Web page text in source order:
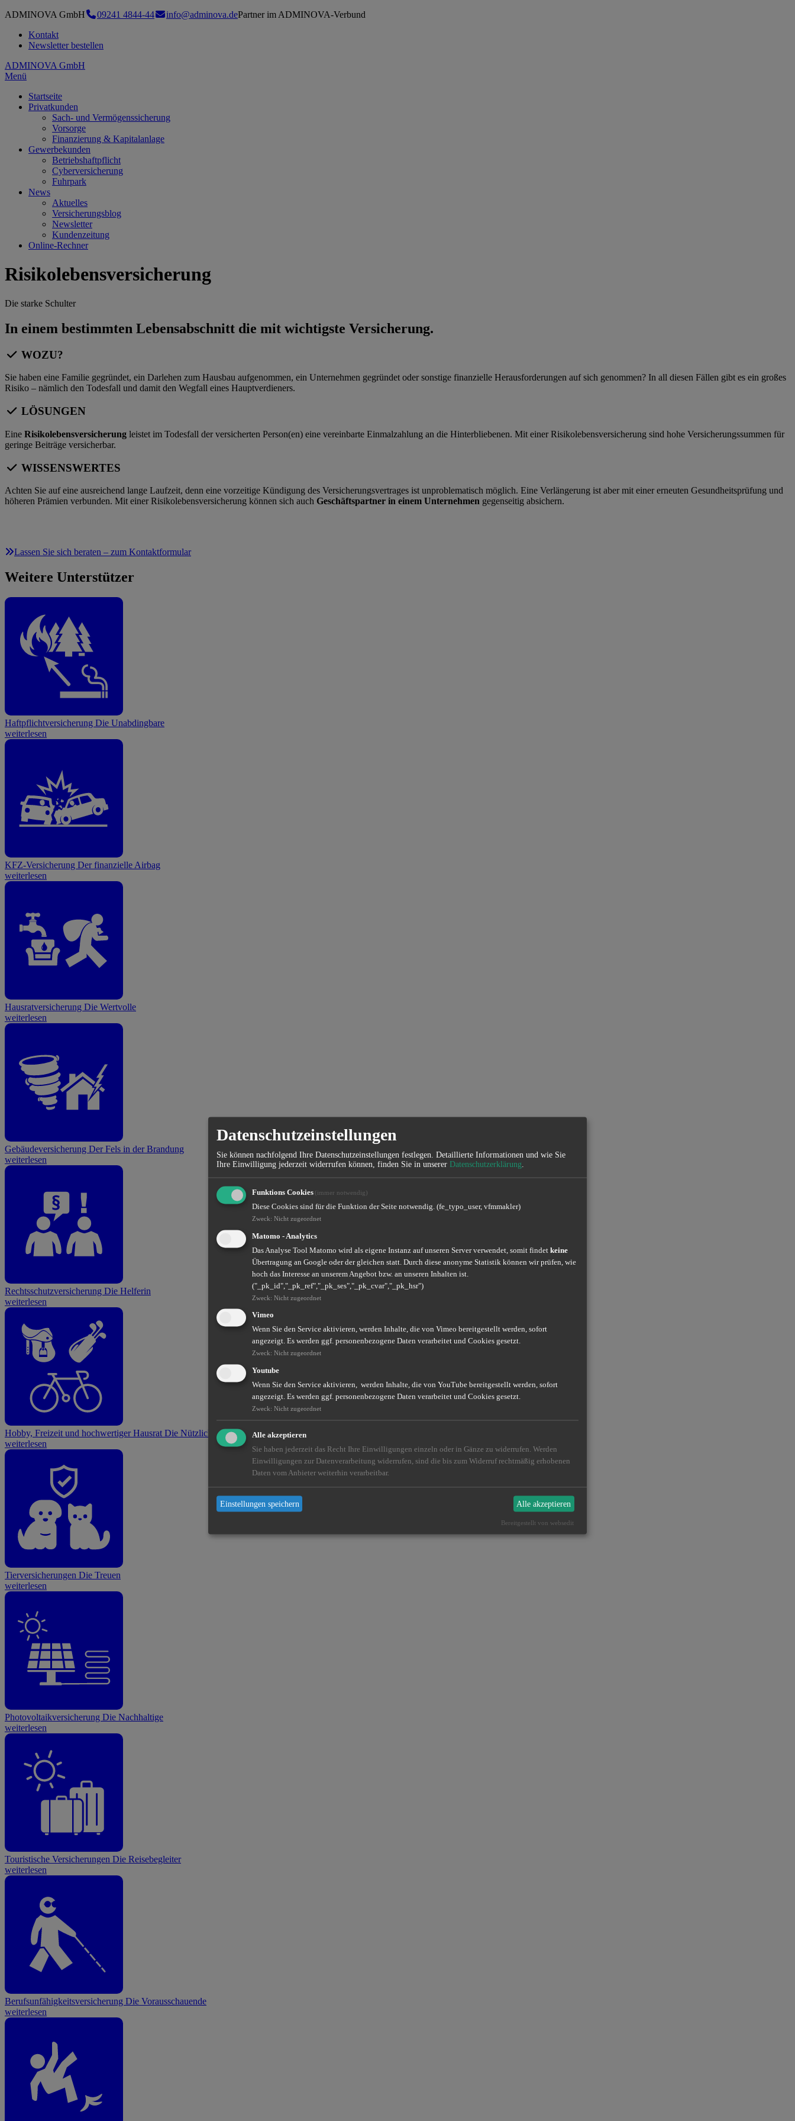
ADMINOVA GmbH 09241 4844-44 info@adminova.dePartner im ADMINOVA-Verbund
Kontakt
Newsletter bestellen
ADMINOVA GmbH
Menü
Startseite
Privatkunden
Sach- und Vermögenssicherung
Vorsorge
Finanzierung & Kapitalanlage
Gewerbekunden
Betriebshaftpflicht
Cyberversicherung
Fuhrpark
News
Aktuelles
Versicherungsblog
Newsletter
Kundenzeitung
Online-Rechner
Risikolebensversicherung
Die starke Schulter
In einem bestimmten Lebensabschnitt die mit wichtigste Versicherung.
WOZU?
Sie haben eine Familie gegründet, ein Darlehen zum Hausbau aufgenommen, ein Unternehmen gegründet oder sonstige finanzielle Herausforderungen auf sich genommen? In all diesen Fällen gibt es ein großes
Risiko – nämlich den Todesfall und damit den Wegfall eines Hauptverdieners.
LÖSUNGEN
Eine Risikolebensversicherung leistet im Todesfall der versicherten Person(en) eine vereinbarte Einmalzahlung an die Hinterbliebenen. Mit einer Risikolebensversicherung sind hohe Versicherungssummen für
geringe Beiträge versicherbar.
WISSENSWERTES
Achten Sie auf eine ausreichend lange Laufzeit, denn eine vorzeitige Kündigung des Versicherungsvertrages ist unproblematisch möglich. Eine Verlängerung ist aber mit einer erneuten Gesundheitsprüfung und
höheren Prämien verbunden. Mit einer Risikolebensversicherung können sich auch Geschäftspartner in einem Unternehmen gegenseitig absichern.
Lassen Sie sich beraten – zum Kontaktformular
Weitere Unterstützer
Haftpflichtversicherung Die Unabdingbare
weiterlesen
KFZ-Versicherung Der finanzielle Airbag
weiterlesen
Hausratversicherung Die Wertvolle
weiterlesen
Gebäudeversicherung Der Fels in der Brandung
weiterlesen
Rechtsschutzversicherung Die Helferin
weiterlesen
Hobby, Freizeit und hochwertiger Hausrat Die Nützlichen
weiterlesen
Tierversicherungen Die Treuen
weiterlesen
Photovoltaikversicherung Die Nachhaltige
weiterlesen
Touristische Versicherungen Die Reisebegleiter
weiterlesen
Berufsunfähigkeitsversicherung Die Vorausschauende
weiterlesen
Datenschutzeinstellungen
Sie können nachfolgend Ihre Datenschutzeinstellungen festlegen. Detaillierte Informationen und wie Sie
Ihre Einwilligung jederzeit widerrufen können, finden Sie in unserer Datenschutzerklärung
Funktions Cookies (immer notwendig)
Diese Cookies sind für die Funktion der Seite notwendig. (fe_typo_user, vfmmakler)
Zweck: Nicht zugeordnet
Matomo - Analytics
Das Analyse Tool Matomo wird als eigene Instanz auf unseren Server verwendet, somit findet keine
Übertragung an Google oder der gleichen statt. Durch diese anonyme Statistik können wir prüfen, wie
hoch das Interesse an unserem Angebot bzw. an unseren Inhalten ist.
("_pk_id","_pk_ref","_pk_ses","_pk_cvar","_pk_hsr")
Zweck: Nicht zugeordnet
Vimeo
Wenn Sie den Service aktivieren, werden Inhalte, die von Vimeo bereitgestellt werden, sofort
angezeigt. Es werden ggf. personenbezogene Daten verarbeitet und Cookies gesetzt.
Zweck: Nicht zugeordnet
Youtube
Wenn Sie den Service aktivieren, werden Inhalte, die von YouTube bereitgestellt werden, sofort
angezeigt. Es werden ggf. personenbezogene Daten verarbeitet und Cookies gesetzt.
Zweck: Nicht zugeordnet
Alle akzeptieren
Sie haben jederzeit das Recht Ihre Einwilligungen einzeln oder in Gänze zu widerrufen. Werden
Einwilligungen zur Datenverarbeitung widerrufen, sind die bis zum Widerruf rechtmäßig erhobenen
Daten vom Anbieter weiterhin verarbeitbar.
Einstellungen speichern Alle akzeptieren
Bereitgestellt von websedit